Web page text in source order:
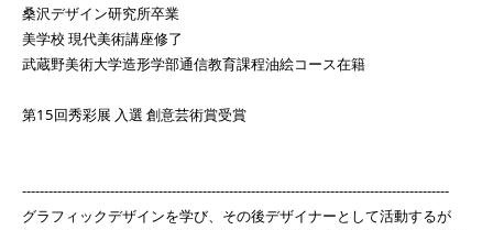
桑沢デザイン研究所卒業
美学校 現代美術講座修了
武蔵野美術大学造形学部通信教育課程油絵コース在籍
第15回秀彩展 入選 創意芸術賞受賞
-------------------------------------------------------------------------------------------------
グラフィックデザインを学び、その後デザイナーとして活動するが